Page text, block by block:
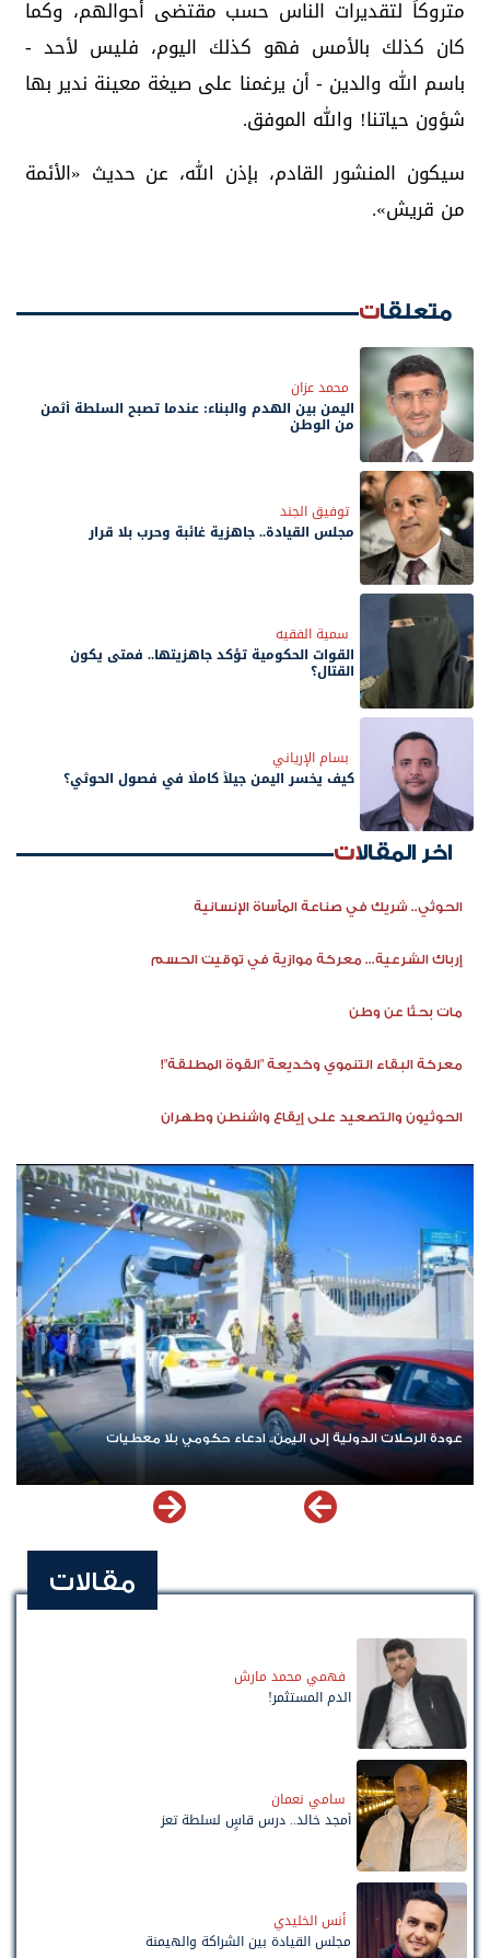
متروكاً لتقديرات الناس حسب مقتضى أحوالهم، وكما
كان كذلك بالأمس فهو كذلك اليوم، فليس لأحد -
باسم الله والدين - أن يرغمنا على صيغة معينة ندير بها
شؤون حياتنا! والله الموفق.
سيكون المنشور القادم، بإذن الله، عن حديث «الأئمة
من قريش».
متعلقات
محمد عزان
اليمن بين الهدم والبناء: عندما تصبح السلطة أثمن
من الوطن
توفيق الجند
مجلس القيادة.. جاهزية غائبة وحرب بلا قرار
سمية الفقيه
القوات الحكومية تؤكد جاهزيتها.. فمتى يكون
القتال؟
بسام الإرياني
كيف يخسر اليمن جيلاً كاملًا في فصول الحوثي؟
اخر المقالات
الحوثي.. شريك في صناعة المأساة الإنسانية
إرباك الشرعية... معركة موازية في توقيت الحسم
مات بحثًا عن وطن
معركة البقاء التنموي وخديعة "القوة المطلقة"!
الحوثيون والتصعيد على إيقاع واشنطن وطهران
عودة الرحلات الدولية إلى اليمن.. ادعاء حكومي بلا معطيات
مقالات
فهمي محمد مارش
الدم المستثمر!
سامي نعمان
أمجد خالد.. درس قاسٍ لسلطة تعز
أنس الخليدي
مجلس القيادة بين الشراكة والهيمنة